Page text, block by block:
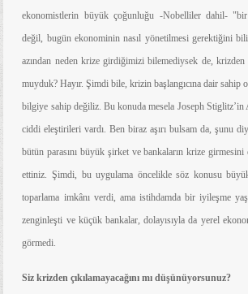
ekonomistlerin büyük çoğunluğu -Nobelliler dahil- "bir
değil, bugün ekonominin nasıl yönetilmesi gerektiğini
azından neden krize girdiğimizi bilemediysek de, krizden
muyduk? Hayır. Şimdi bile, krizin başlangıcına dair sahip
bilgiye sahip değiliz. Bu konuda mesela Joseph Stiglitz’in
ciddi eleştirileri vardı. Ben biraz aşırı bulsam da, şunu
bütün parasını büyük şirket ve bankaların krize
ettiniz. Şimdi, bu uygulama öncelikle söz konusu
toparlama imkânı verdi, ama istihdamda bir iyileşme
zenginleşti ve küçük bankalar, dolayısıyla da yerel
görmedi.
Siz krizden çıkılamayacağını mı düşünüyorsunuz?